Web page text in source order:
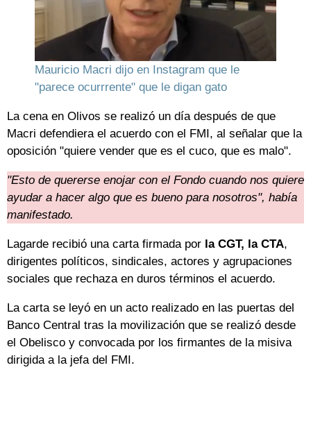
Mauricio Macri dijo en Instagram que le
"parece ocurrrente" que le digan gato
La cena en Olivos se realizó un día después de que
Macri defendiera el acuerdo con el FMI, al señalar que la
oposición "quiere vender que es el cuco, que es malo".
"Esto de quererse enojar con el Fondo cuando nos quiere
ayudar a hacer algo que es bueno para nosotros", había
manifestado.
Lagarde recibió una carta firmada por la CGT, la CTA,
dirigentes políticos, sindicales, actores y agrupaciones
sociales que rechaza en duros términos el acuerdo.
La carta se leyó en un acto realizado en las puertas del
Banco Central tras la movilización que se realizó desde
el Obelisco y convocada por los firmantes de la misiva
dirigida a la jefa del FMI.